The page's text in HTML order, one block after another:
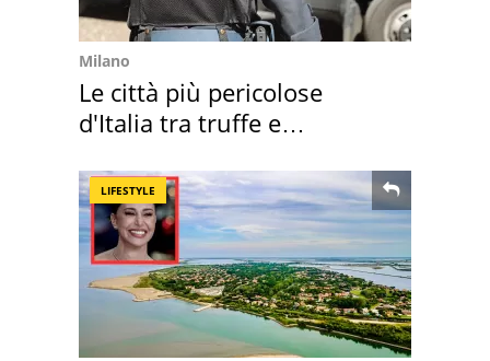
Milano
Le città più pericolose
d'Italia tra truffe e
LIFESTYLE